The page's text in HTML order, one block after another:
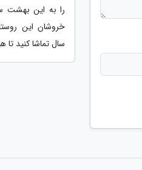
را به این بهشت
خروشان این
سال تماشا کنید تا